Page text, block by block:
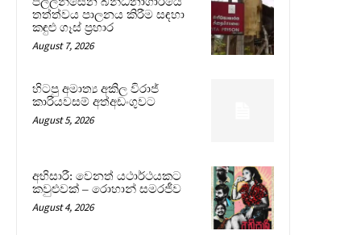
තත්ත්වය පාලනය කිරීම සඳහා
කඳුළු ගෑස් ප්‍රහාර
August 7, 2026
හිටපු අමාත්‍ය අකිල විරාජ්
කාරියවසම් අත්අඩංගුවට
August 5, 2026
අභිසාරී: වෙනත් යථාර්ථයකට
කවුළුවක් – රොහාන් සමරජීව
August 4, 2026